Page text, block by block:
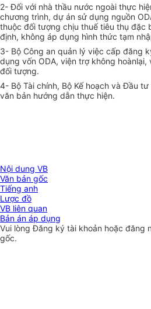
2- Đối với nhà thầu nước ngoài thực
chương trình, dự án sử dụng nguồn
thuộc đối tượng chịu thuế tiêu thụ đặc
định, không áp dụng hình thức tạm
3- Bộ Công an quản lý việc cấp đăng
dụng vốn ODA, viện trợ không
đối tượng.
4- Bộ Tài chính, Bộ Kế hoạch và Đầu
văn bản hướng dẫn thực hiện.
Nội dung VB
Văn bản gốc
Tiếng anh
Lược đồ
VB liên quan
Bản án áp dụng
Vui lòngĐăng ký tài khoản hoặc đăng
gốc.